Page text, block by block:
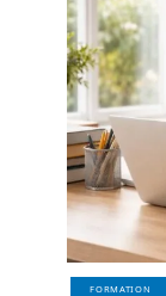
FORMATION